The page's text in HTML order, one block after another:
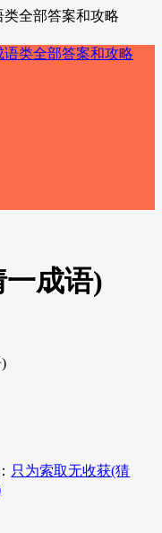
全部答案和攻略
成语)
只为索取无收获(猜